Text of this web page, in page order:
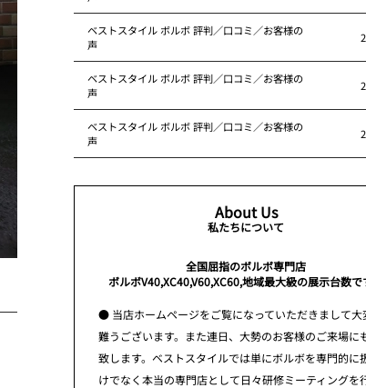
ベストスタイル ボルボ 評判／口コミ／お客様の
声
ベストスタイル ボルボ 評判／口コミ／お客様の
声
ベストスタイル ボルボ 評判／口コミ／お客様の
声
About Us
私たちについて
全国屈指のボルボ専門店
ボルボV40,XC40,V60,XC60,地域最大級の展示台数で
● 当店ホームページをご覧になっていただきまして大
難うございます。また連日、大勢のお客様のご来場に
致します。ベストスタイルでは単にボルボを専門的に
けでなく本当の専門店として日々研修ミーティングを